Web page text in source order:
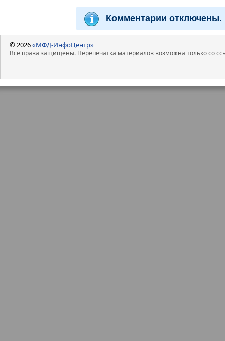
Комментарии отключены.
© 2026«МФД-ИнфоЦентр»
Все права защищены. Перепечатка материалов возможна только со